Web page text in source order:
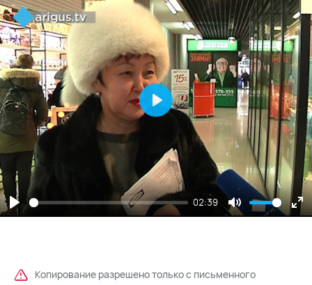
Play
02:39
Mute
Play
Копирование разрешено только с письменного